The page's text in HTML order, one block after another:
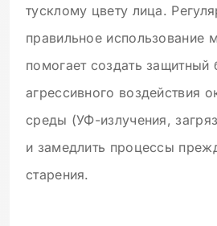
тусклому цвету лица.
правильное использование
помогает создать защитный
агрессивного воздействия
среды (УФ-излучения,
и замедлить процессы
старения.